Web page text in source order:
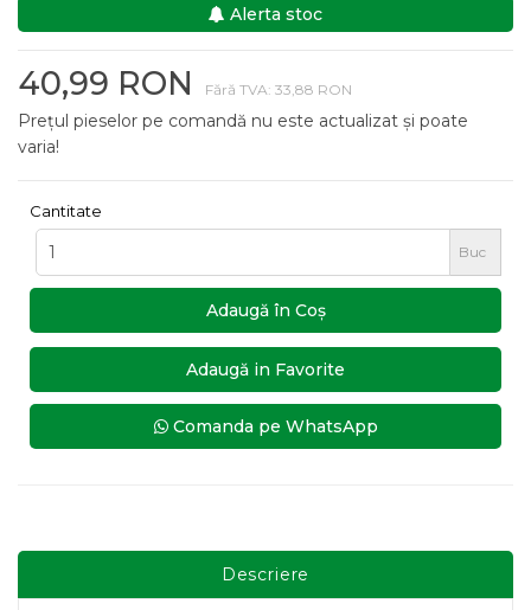
Alerta stoc
40,99 RON Fără TVA: 33,88 RON
Prețul pieselor pe comandă nu este actualizat și poate
varia!
Cantitate
Buc
Adaugă în Coş
Adaugă in Favorite
Comanda pe WhatsApp
Descriere